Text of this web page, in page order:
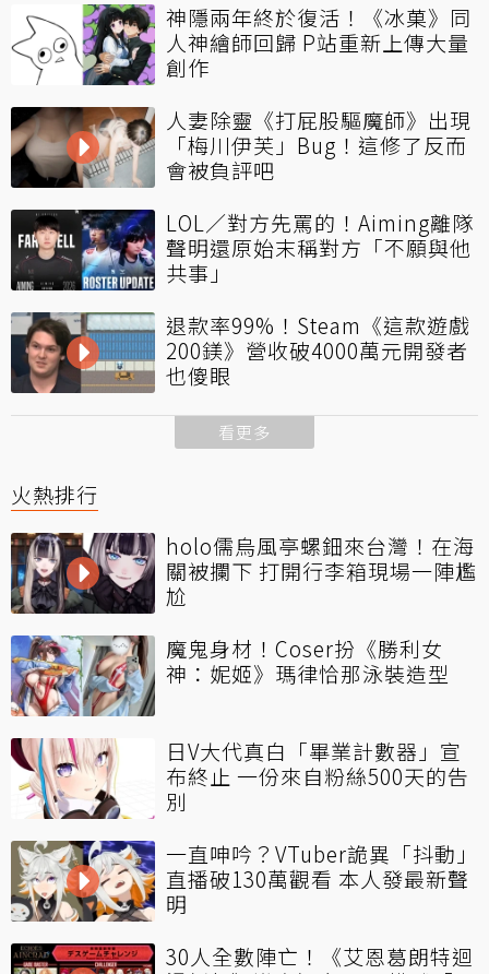
神隱兩年終於復活！《冰菓》同
人神繪師回歸 P站重新上傳大量
創作
人妻除靈《打屁股驅魔師》出現
「梅川伊芙」Bug！這修了反而
會被負評吧
LOL／對方先罵的！Aiming離隊
聲明還原始末稱對方「不願與他
共事」
退款率99%！Steam《這款遊戲
200鎂》營收破4000萬元開發者
也傻眼
看更多
火熱排行
holo儒烏風亭螺鈿來台灣！在海
關被攔下 打開行李箱現場一陣尷
尬
魔鬼身材！Coser扮《勝利女
神：妮姬》瑪律恰那泳裝造型
日V大代真白「畢業計數器」宣
布終止 一份來自粉絲500天的告
別
一直呻吟？VTuber詭異「抖動」
直播破130萬觀看 本人發最新聲
明
30人全數陣亡！《艾恩葛朗特迴